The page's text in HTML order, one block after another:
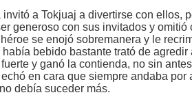
a Tokjuaj a divertirse con ellos,
generoso con sus invitados y
se enojó sobremanera y le
bebido bastante trató de
y ganó la contienda, no sin
en cara que siempre andaba
debía suceder más.